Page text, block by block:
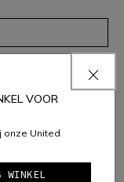
of zorgen met
VOOR
onze United
WINKEL